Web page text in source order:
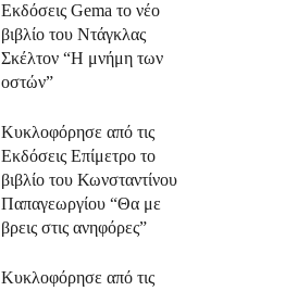
Εκδόσεις Gema το νέο
βιβλίο του Ντάγκλας
Σκέλτον “Η μνήμη των
οστών”
Κυκλοφόρησε από τις
Εκδόσεις Επίμετρο το
βιβλίο του Κωνσταντίνου
Παπαγεωργίου “Θα με
βρεις στις ανηφόρες”
Κυκλοφόρησε από τις